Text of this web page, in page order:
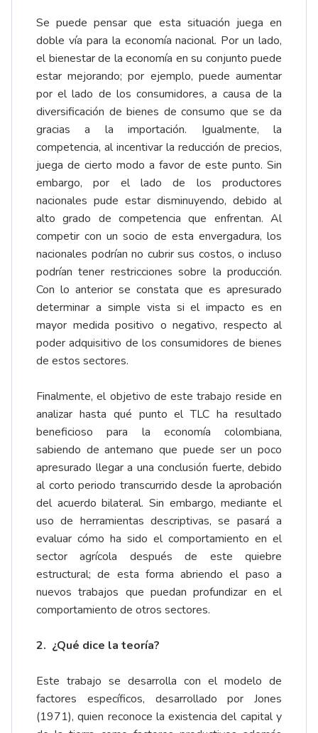
Se puede pensar que esta situación juega en
doble vía para la economía nacional. Por un lado,
el bienestar de la economía en su conjunto puede
estar mejorando; por ejemplo, puede aumentar
por el lado de los consumidores, a causa de la
diversificación de bienes de consumo que se da
gracias a la importación. Igualmente, la
competencia, al incentivar la reducción de precios,
juega de cierto modo a favor de este punto. Sin
embargo, por el lado de los productores
nacionales pude estar disminuyendo, debido al
alto grado de competencia que enfrentan. Al
competir con un socio de esta envergadura, los
nacionales podrían no cubrir sus costos, o incluso
podrían tener restricciones sobre la producción.
Con lo anterior se constata que es apresurado
determinar a simple vista si el impacto es en
mayor medida positivo o negativo, respecto al
poder adquisitivo de los consumidores de bienes
de estos sectores.
Finalmente, el objetivo de este trabajo reside en
analizar hasta qué punto el TLC ha resultado
beneficioso para la economía colombiana,
sabiendo de antemano que puede ser un poco
apresurado llegar a una conclusión fuerte, debido
al corto periodo transcurrido desde la aprobación
del acuerdo bilateral. Sin embargo, mediante el
uso de herramientas descriptivas, se pasará a
evaluar cómo ha sido el comportamiento en el
sector agrícola después de este quiebre
estructural; de esta forma abriendo el paso a
nuevos trabajos que puedan profundizar en el
comportamiento de otros sectores.
2. ¿Qué dice la teoría?
Este trabajo se desarrolla con el modelo de
factores específicos, desarrollado por Jones
(1971), quien reconoce la existencia del capital y